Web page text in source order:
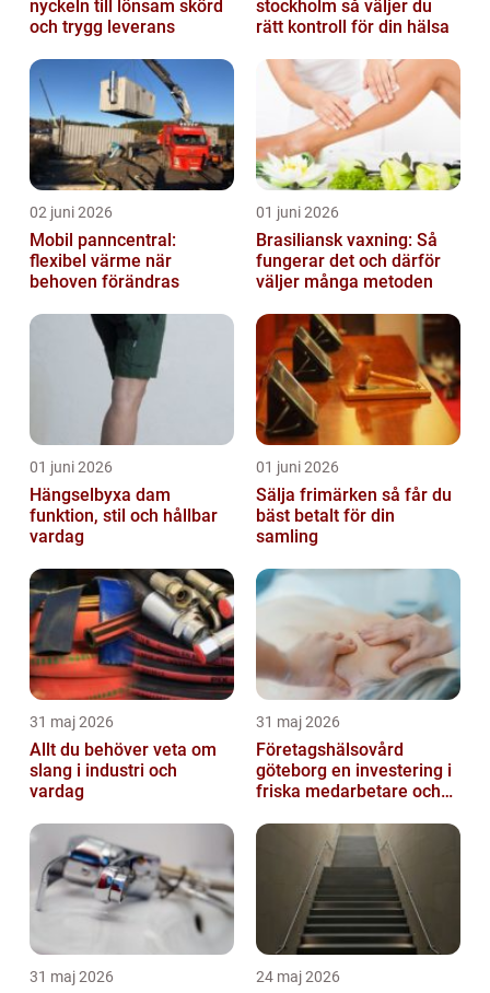
nyckeln till lönsam skörd
och trygg leverans
stockholm så väljer du
rätt kontroll för din hälsa
02 juni 2026
Mobil panncentral:
flexibel värme när
behoven förändras
01 juni 2026
Brasiliansk vaxning: Så
fungerar det och därför
väljer många metoden
01 juni 2026
Hängselbyxa dam
funktion, stil och hållbar
vardag
01 juni 2026
Sälja frimärken så får du
bäst betalt för din
samling
31 maj 2026
Allt du behöver veta om
slang i industri och
vardag
31 maj 2026
Företagshälsovård
göteborg en investering i
friska medarbetare och
31 maj 2026 24 maj 2026